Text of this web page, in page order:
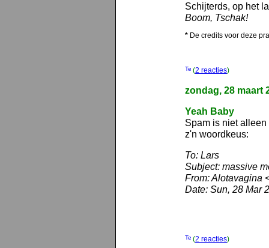
Schijterds, op het
Boom, Tschak!
* De credits voor deze
(2 reacties)
zondag, 28 maart
Yeah Baby
Spam is niet
z'n woordkeus:
To: Lars
Subject: massive
From: Alotavagina
Date: Sun, 28 Mar
(2 reacties)